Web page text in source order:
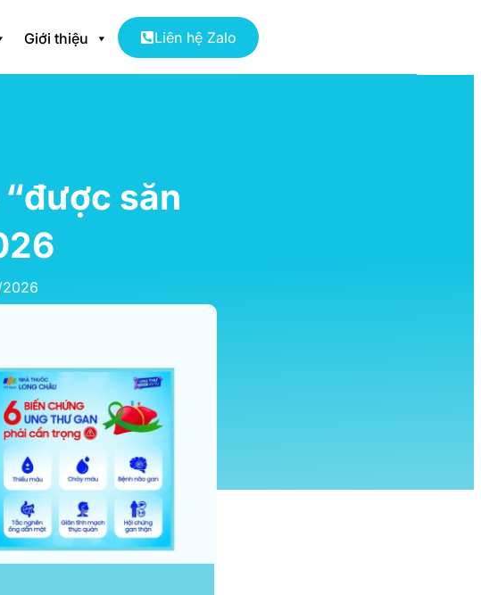
Giới thiệu Liên hệ Zalo
săn